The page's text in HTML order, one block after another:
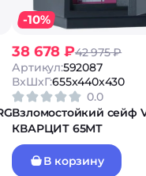
-10%
38 678 ₽42 975 ₽
Артикул:592087
ВxШxГ:655x440x430
0.0
Взломостойкий сейф
КВАРЦИТ 65МТ
В корзину